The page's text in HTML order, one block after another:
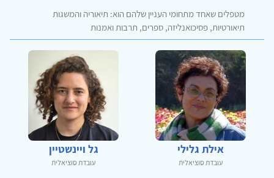
מטפלים שאחד מתחומי העניין שלהם הוא: תיאוריה והמשגות
תיאורטיות, פסיכואנליזה, ספרים, תרבות ואמנות
אילת גלילי
עובדת סוציאלית
גל ויינשטיין
עובדת סוציאלית